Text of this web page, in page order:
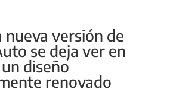
nueva versión de
se deja ver en
diseño
renovado